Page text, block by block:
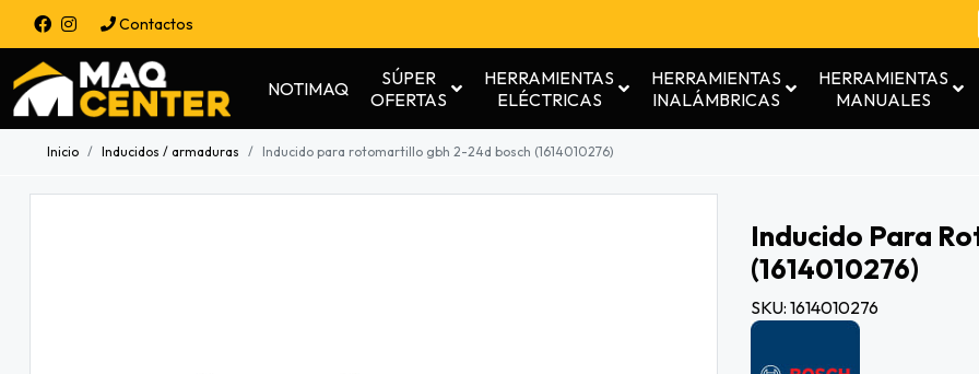
Contactos
NOTIMAQ
SÚPER
OFERTAS
HERRAMIENTAS
ELÉCTRICAS
HERRAMIENTAS
INALÁMBRICAS
HERRAMIENTAS
MANUALES
Inicio Inducidos / armaduras Inducido para rotomartillo gbh 2-24d bosch (1614010276)
Inducido Para
(1614010276)
SKU: 1614010276